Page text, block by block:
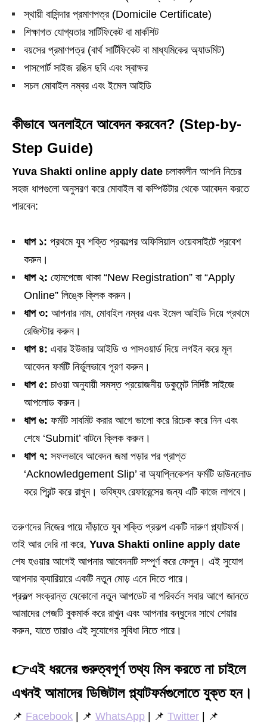
স্থায়ী বাসিন্দার প্রমাণপত্র (Domicile Certificate)
শিক্ষাগত যোগ্যতার সার্টিফিকেট বা মার্কশিট
বয়সের প্রমাণপত্র (বার্থ সার্টিফিকেট বা মাধ্যমিকের অ্যাডমিট)
পাসপোর্ট সাইজ রঙিন ছবি এবং স্বাক্ষর
সচল মোবাইল নম্বর এবং ইমেল আইডি
কীভাবে অনলাইনে আবেদন করবেন? (Step-by-
Step Guide)
Yuva Shakti online apply date চলাকালীন আপনি নিচের
সহজ ধাপগুলো অনুসরণ করে মোবাইল বা কম্পিউটার থেকে আবেদন করতে
পারবেন:
ধাপ ১: প্রথমে যুব শক্তি প্রকল্পের অফিসিয়াল ওয়েবসাইটে প্রবেশ
করুন।
ধাপ ২: হোমপেজে থাকা “New Registration” বা “Apply
Online” লিঙ্কে ক্লিক করুন।
ধাপ ৩: আপনার নাম, মোবাইল নম্বর এবং ইমেল আইডি দিয়ে প্রথমে
রেজিস্টার করুন।
ধাপ ৪: এবার ইউজার আইডি ও পাসওয়ার্ড দিয়ে লগইন করে মূল
আবেদন ফর্মটি নির্ভুলভাবে পূরণ করুন।
ধাপ ৫: চাওয়া অনুযায়ী সমস্ত প্রয়োজনীয় ডকুমেন্ট নির্দিষ্ট সাইজে
আপলোড করুন।
ধাপ ৬: ফর্মটি সাবমিট করার আগে ভালো করে রিচেক করে নিন এবং
শেষে ‘Submit’ বাটনে ক্লিক করুন।
ধাপ ৭: সফলভাবে আবেদন জমা পড়ার পর প্রাপ্ত
‘Acknowledgement Slip’ বা অ্যাপ্লিকেশন ফর্মটি ডাউনলোড
করে প্রিন্ট করে রাখুন। ভবিষ্যৎ রেফারেন্সের জন্য এটি কাজে লাগবে।
তরুণদের নিজের পায়ে দাঁড়াতে যুব শক্তি প্রকল্প একটি দারুণ প্ল্যাটফর্ম।
তাই আর দেরি না করে, Yuva Shakti online apply date
শেষ হওয়ার আগেই আপনার আবেদনটি সম্পূর্ণ করে ফেলুন। এই সুযোগ
আপনার ক্যারিয়ারে একটি নতুন মোড় এনে দিতে পারে।
প্রকল্প সংক্রান্ত যেকোনো নতুন আপডেট বা পরিবর্তন সবার আগে জানতে
আমাদের পেজটি বুকমার্ক করে রাখুন এবং আপনার বন্ধুদের সাথে শেয়ার
করুন, যাতে তারাও এই সুযোগের সুবিধা নিতে পারে।
👉এই ধরনের গুরুত্বপূর্ণ তথ্য মিস করতে না চাইলে
এখনই আমাদের ডিজিটাল প্ল্যাটফর্মগুলোতে যুক্ত হন।
📌 Facebook | 📌 WhatsApp | 📌 Twitter | 📌